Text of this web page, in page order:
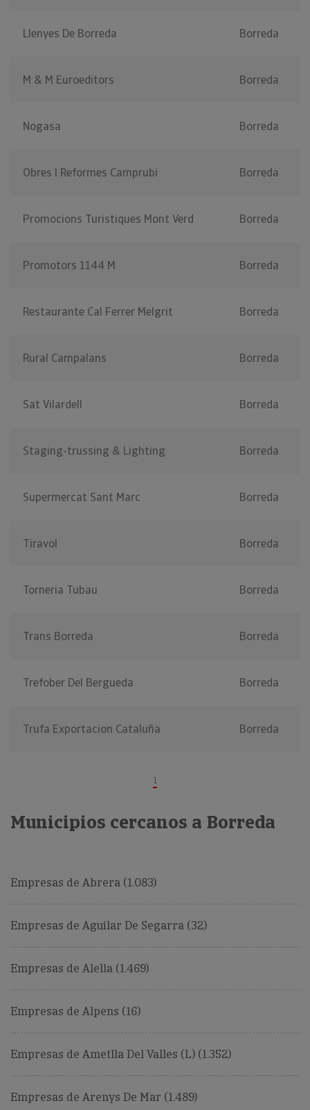
Llenyes De Borreda Borreda
M & M Euroeditors Borreda
Nogasa Borreda
Obres I Reformes Camprubi Borreda
Promocions Turistiques Mont Verd Borreda
Promotors 1144 M Borreda
Restaurante Cal Ferrer Melgrit Borreda
Rural Campalans Borreda
Sat Vilardell Borreda
Staging-trussing & Lighting Borreda
Supermercat Sant Marc Borreda
Tiravol Borreda
Torneria Tubau Borreda
Trans Borreda Borreda
Trefober Del Bergueda Borreda
Trufa Exportacion Cataluña Borreda
1
Municipios cercanos a Borreda
Empresas de Abrera (1.083)
Empresas de Aguilar De Segarra (32)
Empresas de Alella (1.469)
Empresas de Alpens (16)
Empresas de Ametlla Del Valles (L) (1.352)
Empresas de Arenys De Mar (1.489)